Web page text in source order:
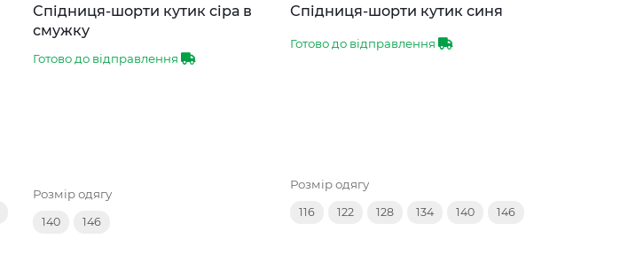
Спідниця-шорти кутик сіра в
смужку
Готово до відправлення
Розмір одягу
140 146
Спідниця-шорти кутик синя
Готово до відправлення
Розмір одягу
116 122 128 134 140 146